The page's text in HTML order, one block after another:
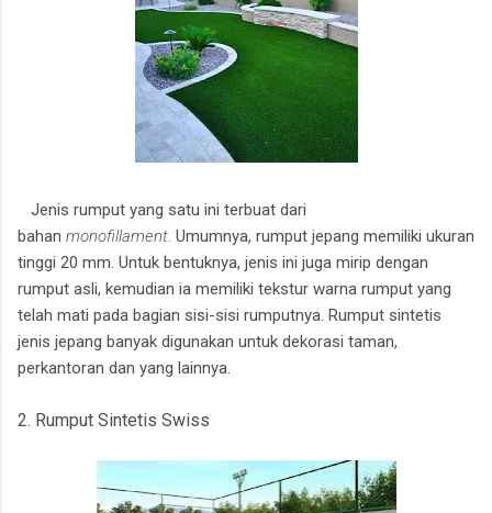
Jenis rumput yang satu ini terbuat dari
bahan monofillament. Umumnya, rumput jepang memiliki ukuran
tinggi 20 mm. Untuk bentuknya, jenis ini juga mirip dengan
rumput asli, kemudian ia memiliki tekstur warna rumput yang
telah mati pada bagian sisi-sisi rumputnya. Rumput sintetis
jenis jepang banyak digunakan untuk dekorasi taman,
perkantoran dan yang lainnya.
2. Rumput Sintetis Swiss